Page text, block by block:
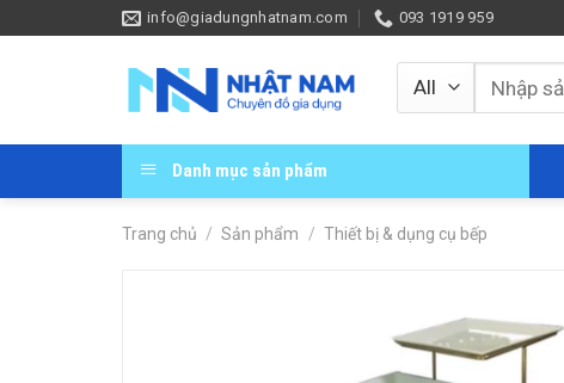
to
info@giadungnhatnam.com 093 1919 959
Tìm
kiếm:
Danh mục sản phẩm
Trang chủ / Sản phẩm / Thiết bị & dụng cụ bếp